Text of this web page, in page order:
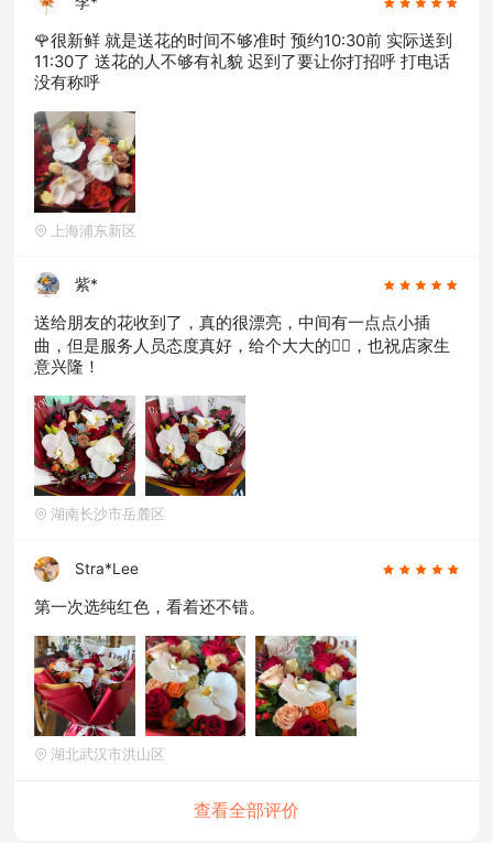
🌹很新鲜 就是送花的时间不够准时 预约10:30前 实际送到
11:30了 送花的人不够有礼貌 迟到了要让你打招呼 打电话
没有称呼
上海浦东新区
紫*
送给朋友的花收到了，真的很漂亮，中间有一点点小插
曲，但是服务人员态度真好，给个大大的👍🏻，也祝店家生
意兴隆！
湖南长沙市岳麓区
Stra*Lee
第一次选纯红色，看着还不错。
湖北武汉市洪山区
查看全部评价